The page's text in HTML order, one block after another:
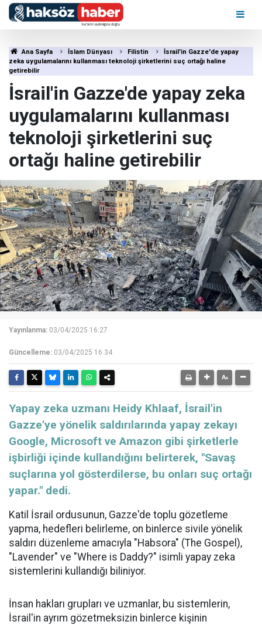
Ana Sayfa İslam Dünyası Filistin
İsrail'in Gazze'de yapay
zeka uygulamalarını kullanması teknoloji şirketlerini suç ortağı haline
getirebilir
İsrail'in Gazze'de yapay zeka
uygulamalarını kullanması
teknoloji şirketlerini suç
ortağı haline getirebilir
Yayınlanma: 03/04/2025 16:27
Güncelleme: 03/04/2025 16:34
Yapay zeka uzmanı Heidy Khlaaf, İsrail'in
Gazze'ye yönelik saldırılarında yapay zekayı
Google, Microsoft ve Amazon gibi şirketlerle
işbirliği içinde kullandığını belirterek, "Savaş
suçlarına yol gösterdilerse, bu onları suç ortağı
yapar." dedi.
Katil İsrail ordusunun, Gazze'de toplu gözetleme
yapma, hedefleri belirleme, on binlerce sivile yönelik
saldırı düzenleme amacıyla "Habsora" (The Gospel),
"Lavender" ve "Where is Daddy?" isimli yapay zeka
sistemlerini kullandığı biliniyor.
İnsan hakları grupları ve uzmanlar, bu sistemlerin,
İsrail'in ayrım gözetmeksizin binlerce kişinin